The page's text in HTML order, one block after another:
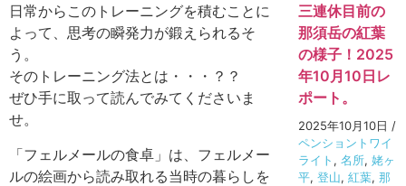
日常からこのトレーニングを積むことに
よって、思考の瞬発力が鍛えられるそ
う。
そのトレーニング法とは・・・？？
ぜひ手に取って読んでみてくださいま
せ。
「フェルメールの食卓」は、フェルメー
ルの絵画から読み取れる当時の暮らしを
三連休目前の
那須岳の紅葉
の様子！2025
年10月10日レ
ポート。
2025年10月10日 /
ペンショントワイ
ライト ,名所,姥ヶ
平,登山,紅葉,那